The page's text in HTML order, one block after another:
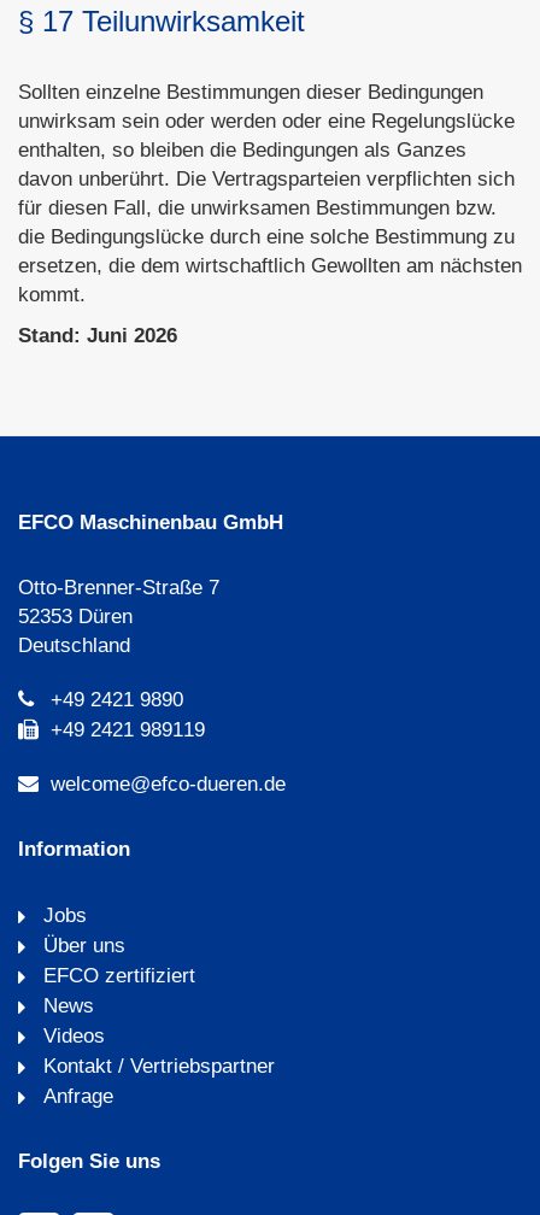
§ 17 Teilunwirksamkeit
Sollten einzelne Bestimmungen dieser Bedingungen
unwirksam sein oder werden oder eine Regelungslücke
enthalten, so bleiben die Bedingungen als Ganzes
davon unberührt. Die Vertragsparteien verpflichten sich
für diesen Fall, die unwirksamen Bestimmungen bzw.
die Bedingungslücke durch eine solche Bestimmung zu
ersetzen, die dem wirtschaftlich Gewollten am nächsten
kommt.
Stand: Juni 2026
EFCO Maschinenbau GmbH
Otto-Brenner-Straße 7
52353 Düren
Deutschland
+49 2421 9890
+49 2421 989119
welcome@efco-dueren.de
Information
Jobs
Über uns
EFCO zertifiziert
News
Videos
Kontakt / Vertriebspartner
Anfrage
Folgen Sie uns